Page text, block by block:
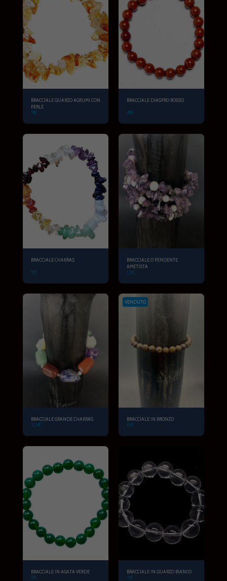
BRACCIALE QUARZO AGRUMI CON
PERLE
5€
BRACCIALE DIASPRO ROSSO
4€
BRACCIALE CHAKRAS
5€
BRACCIALE O PENDENTE
AMETISTA
12€
BRACCIALE GRANDE CHAKRAS
10€
VENDUTO
BRACCIALE IN BRONZO
8€
BRACCIALE IN AGATA VERDE
5€
BRACCIALE IN QUARZO BIANCO
3€